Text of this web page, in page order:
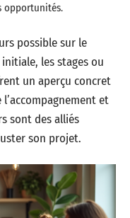
opportunités.
possible sur le
les stages ou
un aperçu concret
et
sont des alliés
son projet.